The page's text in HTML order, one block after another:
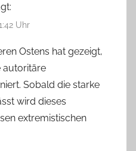
Uhr
Ostens hat gezeigt,
autoritäre
Sobald die starke
wird dieses
extremistischen